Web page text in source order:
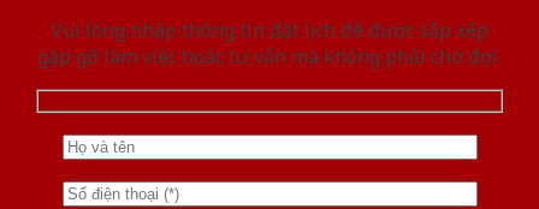
Vui lòng nhập thông tin đặt lịch để được sắp xếp
gặp gỡ làm việc hoăc tư vấn mà không phải chờ đợi.